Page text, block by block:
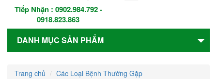
Tiếp Nhận : 0902.984.792-
0918.823.863
DANH MỤC SẢN PHẨM
Trang chủ Các Loại Bệnh Thường Gặp